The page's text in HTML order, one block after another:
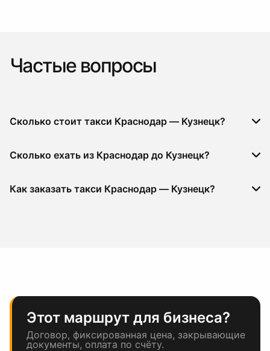
Частые вопросы
Сколько стоит такси Краснодар — Кузнецк?
Сколько ехать из Краснодар до Кузнецк?
Как заказать такси Краснодар — Кузнецк?
Этот маршрут для бизнеса?
Договор, фиксированная цена, закрывающие
документы, оплата по счёту.